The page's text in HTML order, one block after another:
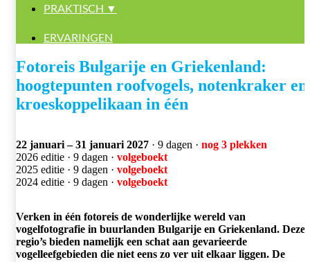
PRAKTISCH ▼
ERVARINGEN
Fotoreis Bulgarije en Griekenland:
hoogtepunten roofvogels, notenkraker en
kroeskoppelikaan in één
22 januari – 31 januari 2027 · 9 dagen · nog 3 plekken
2026 editie · 9 dagen · volgeboekt
2025 editie · 9 dagen · volgeboekt
2024 editie · 9 dagen · volgeboekt
Verken in één fotoreis de wonderlijke wereld van
vogelfotografie in buurlanden Bulgarije en Griekenland. Deze
regio’s bieden namelijk een schat aan gevarieerde
vogelleefgebieden die niet eens zo ver uit elkaar liggen. De